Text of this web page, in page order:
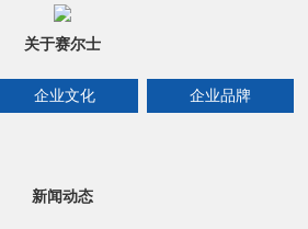
关于赛尔士
企业文化 企业品牌
新闻动态